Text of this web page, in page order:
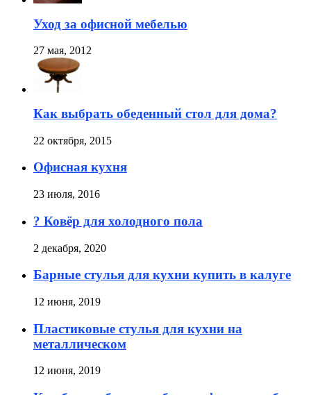
Уход за офисной мебелью
27 мая, 2012
Как выбрать обеденный стол для дома?
22 октября, 2015
Офисная кухня
23 июля, 2016
? Ковёр для холодного пола
2 декабря, 2020
Барные стулья для кухни купить в калуге
12 июня, 2019
Пластиковые стулья для кухни на
металлическом
12 июня, 2019